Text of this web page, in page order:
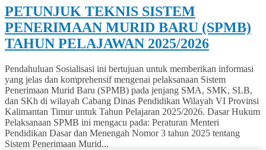
PETUNJUK TEKNIS SISTEM
PENERIMAAN MURID BARU (SPMB)
TAHUN PELAJAWAN 2025/2026
Pendahuluan Sosialisasi ini bertujuan untuk memberikan informasi
yang jelas dan komprehensif mengenai pelaksanaan Sistem
Penerimaan Murid Baru (SPMB) pada jenjang SMA, SMK, SLB,
dan SKh di wilayah Cabang Dinas Pendidikan Wilayah VI Provinsi
Kalimantan Timur untuk Tahun Pelajaran 2025/2026. Dasar Hukum
Pelaksanaan SPMB ini mengacu pada: Peraturan Menteri
Pendidikan Dasar dan Menengah Nomor 3 tahun 2025 tentang
Sistem Penerimaan Murid...